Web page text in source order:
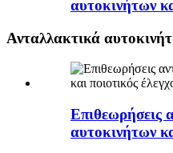
αυτοκινήτων
Ανταλλακτικά
Επιθεωρήσεις
αυτοκινήτων